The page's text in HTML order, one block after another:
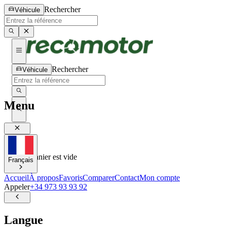
Véhicule Rechercher
Véhicule Rechercher
0
Votre panier est vide
Menu
Français
AccueilÀ proposFavorisComparerContactMon compte
Appeler+34 973 93 93 92
Langue